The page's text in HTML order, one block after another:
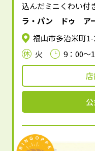
込んだミニくわい付
ラ・パン ドゥ ア
福山市多治米町
火
9：00～